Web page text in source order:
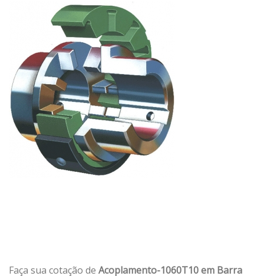
Faça sua cotação de Acoplamento-1060T10 em Barra